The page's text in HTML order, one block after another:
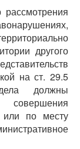
рассмотрения
другого
на ст. 29.5
должны
или по месту